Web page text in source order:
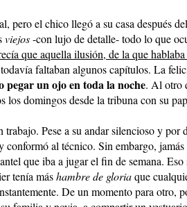
pero el chico llegó a su casa después
viejos-con lujo de detalle- todo lo que
que aquella ilusión, de la que hablaba
faltaban algunos capítulos. La
pegar un ojo en toda la noche. Al otro
los domingos desde la tribuna con su
Pese a su andar silencioso y por
conformó al técnico. Sin embargo,
que iba a jugar el fin de semana. Eso
tenía máshambre de gloriaque
De un momento para otro,